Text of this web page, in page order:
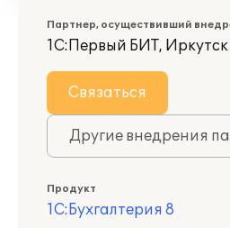
Партнер, осуществивший
1С:Первый БИТ, Иркутск
Связаться
Другие внедрения
Продукт
1С:Бухгалтерия 8